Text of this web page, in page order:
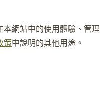
本網站中的使用體驗、管理
策中說明的其他用途。